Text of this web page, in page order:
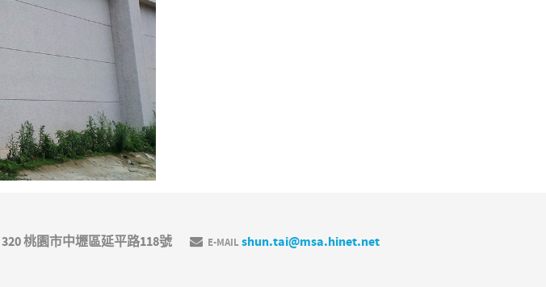
320 桃園市中壢區延平路118號 E-MAIL shun.tai@msa.hinet.net